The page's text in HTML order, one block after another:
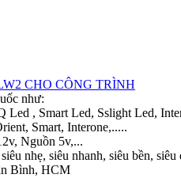
CHO CÔNG TRÌNH
như:
, Smart Led, Sslight Led,
Smart, Interone,.....
Nguồn 5v,...
nhẹ, siêu nhanh, siêu bền, siêu
Bình, HCM